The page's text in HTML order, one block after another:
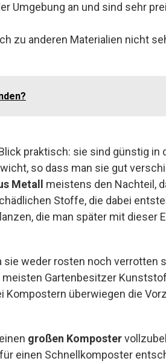
Umgebung an und sind sehr
zu anderen Materialien nicht
praktisch: sie sind günstig in
so dass man sie gut
Metall
meistens den Nachteil,
Stoffe, die dabei
die man später mit dieser
sie weder rosten noch verrotten
Gartenbesitzer
überwiegen die
großen Komposter
einen Schnellkomposter